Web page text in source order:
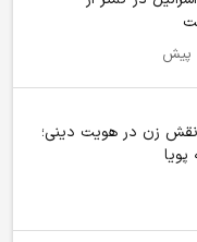
نقش زن در هویت دینی؛